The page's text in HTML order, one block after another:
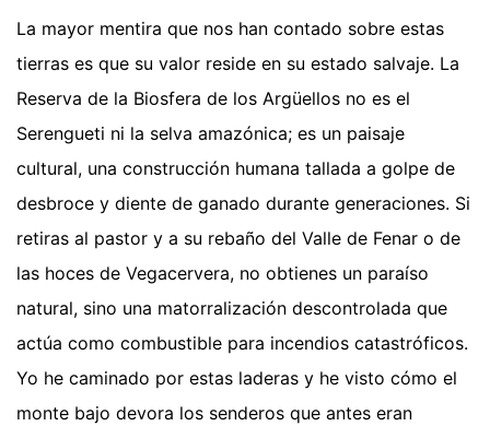
La mayor mentira que nos han contado sobre estas
tierras es que su valor reside en su estado salvaje. La
Reserva de la Biosfera de los Argüellos no es el
Serengueti ni la selva amazónica; es un paisaje
cultural, una construcción humana tallada a golpe de
desbroce y diente de ganado durante generaciones. Si
retiras al pastor y a su rebaño del Valle de Fenar o de
las hoces de Vegacervera, no obtienes un paraíso
natural, sino una matorralización descontrolada que
actúa como combustible para incendios catastróficos.
Yo he caminado por estas laderas y he visto cómo el
monte bajo devora los senderos que antes eran